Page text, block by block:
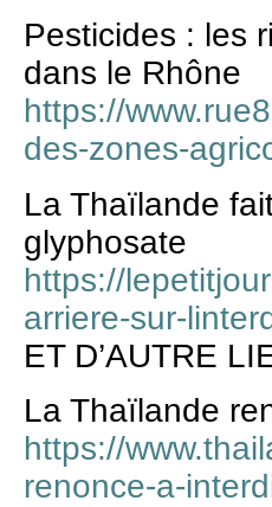
Pesticides : les
dans le Rhône
https://
des-zones-
La Thaïlande
glyphosate
https://
arriere-sur-
ET D’AUTRE
La Thaïlande
https://
renonce-a-